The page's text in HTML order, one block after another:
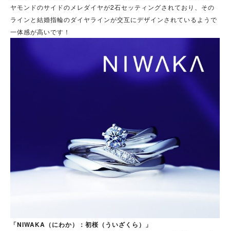
ヤモンドのサイドのメレダイヤが2石セッティングされており、その
ラインと結婚指輪のダイヤラインが交互にデザインされているようで
一体感が高いです！
「NIWAKA（にわか）：初桜（ういざくら）」